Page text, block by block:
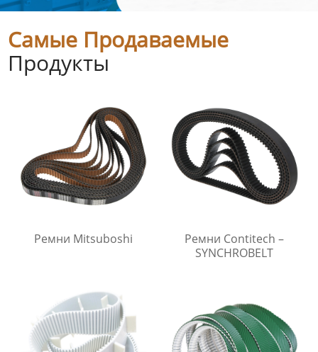
Самые Продаваемые
Продукты
Ремни Mitsuboshi
Ремни Contitech –
SYNCHROBELT